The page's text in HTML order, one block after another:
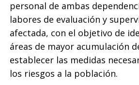
personal de ambas
labores de evaluación y
afectada, con el objetivo de
áreas de mayor acumulación
establecer las medidas
los riesgos a la población.